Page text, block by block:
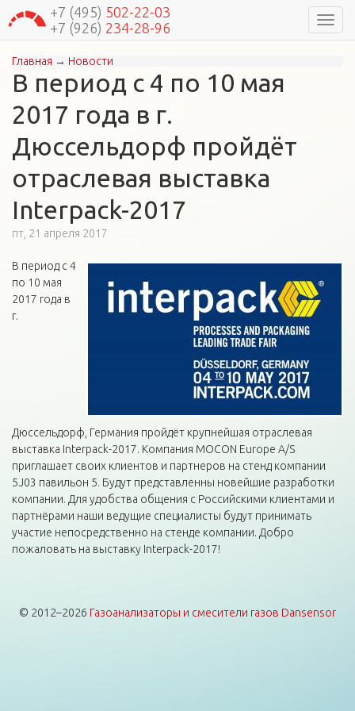
+7 (495) 502-22-03
+7 (926) 234-28-96
Вы здесь
Главная → Новости
В период с 4 по 10 мая
2017 года в г.
Дюссельдорф пройдёт
отраслевая выставка
Interpack-2017
пт, 21 апреля 2017
В период с 4
по 10 мая
2017 года в
г.
Дюссельдорф, Германия пройдёт крупнейшая отраслевая
выставка Interpack-2017. Компания MOCON Europe A/S
приглашает своих клиентов и партнеров на стенд компании
5J03 павильон 5. Будут представленны новейшие разработки
компании. Для удобства общения с Российскими клиентами и
партнёрами наши ведущие специалисты будут принимать
участие непосредственно на стенде компании. Добро
пожаловать на выставку Interpack-2017!
© 2012–2026 Газоанализаторы и смесители газов Dansensor